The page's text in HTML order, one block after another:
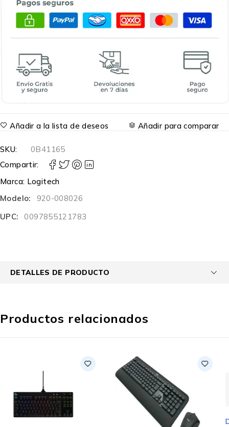
Añadir a la lista de deseos Añadir para comparar
SKU:
0B41165
Compartir:
Marca: Logitech
Modelo:
920-008026
UPC:
0097855121783
DETALLES DE PRODUCTO
Productos relacionados
Entrega GRATIS
estimada: 11. agosto - 14.
agosto
Dispositivos de Entrada y